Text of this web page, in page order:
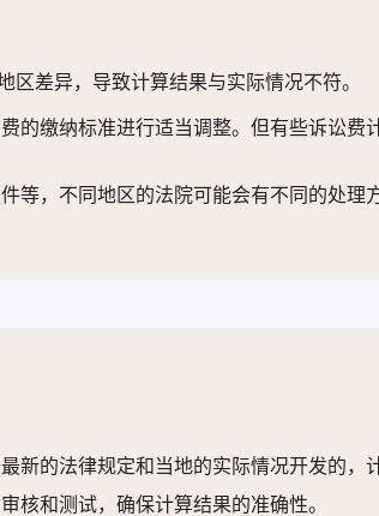
差异，导致计算结果与实际情况不符。
的缴纳标准进行适当调整。但有些诉讼
等，不同地区的法院可能会有不同的处
新的法律规定和当地的实际情况开发的，
核和测试，确保计算结果的准确性。